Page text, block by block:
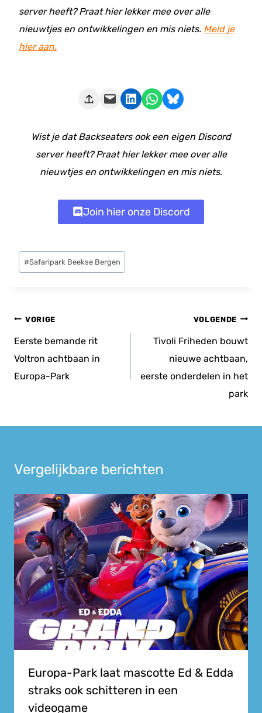
server heeft? Praat hier lekker mee over alle
nieuwtjes en ontwikkelingen en mis niets. Meld je
hier aan.
Deze pagina e-mailen Delen op LinkedIn Delen via WhatsApp Share on Bluesky
Wist je dat Backseaters ook een eigen Discord
server heeft? Praat hier lekker mee over alle
nieuwtjes en ontwikkelingen en mis niets.
Join hier onze Discord
Bericht
tags:
#Safaripark Beekse Bergen
Bericht
navigatie
VORIGE
Eerste bemande rit
Voltron achtbaan in
Europa-Park
VOLGENDE
Tivoli Friheden bouwt
nieuwe achtbaan,
eerste onderdelen in het
park
Vergelijkbare berichten
Europa-Park laat mascotte Ed & Edda
straks ook schitteren in een
videogame